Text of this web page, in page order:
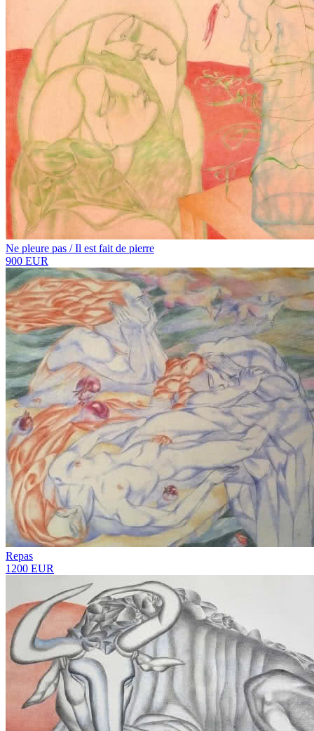
Ne pleure pas / Il est fait de pierre
900 EUR
Repas
1200 EUR